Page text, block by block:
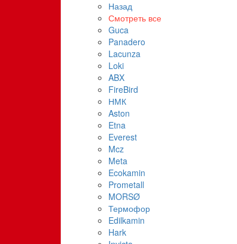
Назад
Смотреть все
Guca
Panadero
Lacunza
Loki
ABX
FireBird
НМК
Aston
Etna
Everest
Mcz
Meta
Ecokamin
Prometall
MORSØ
Термофор
Edilkamin
Hark